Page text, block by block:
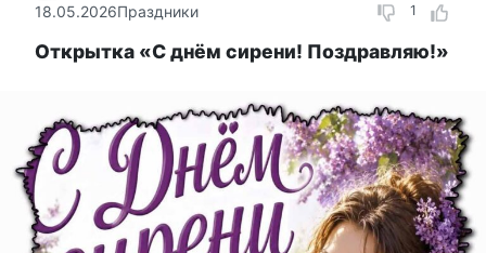
1
18.05.2026Праздники
Открытка «С днём сирени! Поздравляю!»